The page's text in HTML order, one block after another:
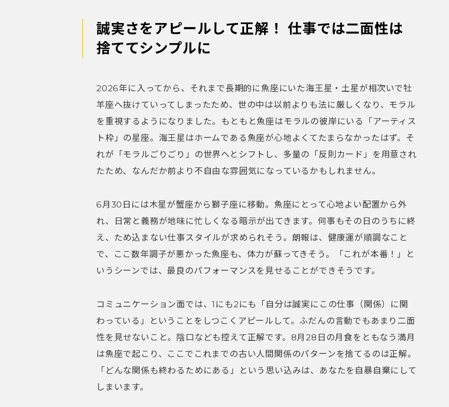
誠実さをアピールして正解！ 仕事では二面性は
捨ててシンプルに
2026年に入ってから、それまで長期的に魚座にいた海王星・土星が相次いで牡
羊座へ抜けていってしまったため、世の中は以前よりも法に厳しくなり、モラル
を重視するようになりました。もともと魚座はモラルの彼岸にいる「アーティス
ト枠」の星座。海王星はホームである魚座が心地よくてたまらなかったはず。そ
れが「モラルごりごり」の世界へとシフトし、多量の「反則カード」を用意され
たため、なんだか前より不自由な雰囲気になっているかもしれません。
6月30日には木星が蟹座から獅子座に移動。魚座にとって心地よい配置から外
れ、日常と義務が地味に忙しくなる暗示が出てきます。何事もその日のうちに終
え、ため込まない仕事スタイルが求められそう。朗報は、健康運が順調なこと
で、ここ数年調子が悪かった魚座も、体力が蘇ってきそう。「これが本番！」と
いうシーンでは、最良のパフォーマンスを見せることができそうです。
コミュニケーション面では、1にも2にも「自分は誠実にこの仕事（関係）に関
わっている」ということをしつこくアピールして。ふだんの言動でもあまり二面
性を見せないこと。陰口なども控えて正解です。8月28日の月食をともなう満月
は魚座で起こり、ここでこれまでの古い人間関係のパターンを捨てるのは正解。
「どんな関係も終わるためにある」という思い込みは、あなたを自暴自棄にして
しまいます。